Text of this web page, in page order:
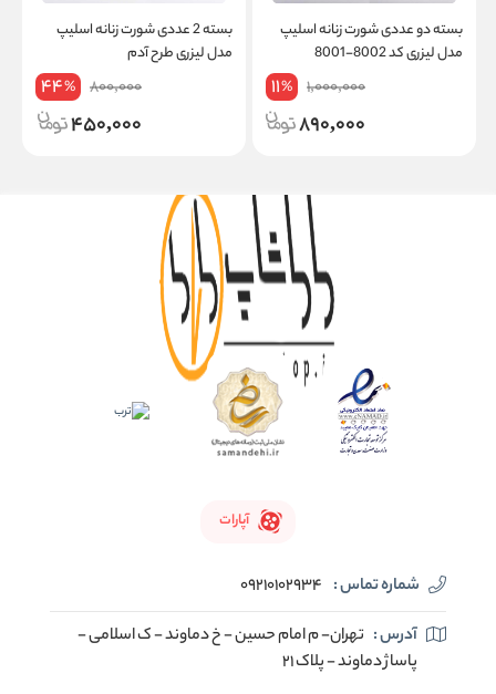
بسته دو عددی شورت زنانه اسلیپ
مدل لیزری کد 8002-8001
1,000,000
11%
890,000
بسته 2 عددی شورت زنانه اسلیپ
مدل لیزری طرح آدم
800,000
44%
450,000
آپارات
شماره تماس : 09210102934
آدرس : تهران- م امام حسین - خ دماوند - ک اسلامی -
پاساژ دماوند - پلاک 21